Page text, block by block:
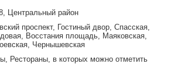
Центральный район
проспект, Гостиный двор, Спасская,
Восстания площадь, Маяковская,
Чернышевская
Рестораны, в которых можно отметить